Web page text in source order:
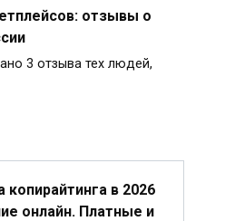
отзывы о
3 отзыва тех людей,
копирайтинга в 2026
онлайн. Платные и